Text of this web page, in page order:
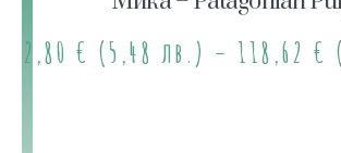
2,80 € (5,48 лв.) – 118,62 €